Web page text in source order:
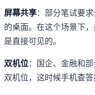
屏幕共享：部分笔试要
的桌面。在这个场景下
是直接可见的。
双机位：国企、金融和
双机位，这时候手机查答